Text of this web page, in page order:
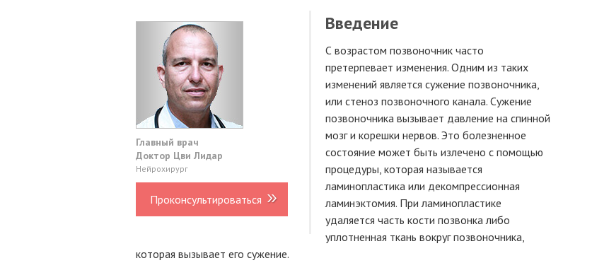
Главный врач
Доктор Цви Лидар
Нейрохирург
Проконсультироваться
Введение
С возрастом позвоночник часто
претерпевает изменения. Одним из таких
изменений является сужение позвоночника,
или стеноз позвоночного канала. Сужение
позвоночника вызывает давление на спинной
мозг и корешки нервов. Это болезненное
состояние может быть излечено с помощью
процедуры, которая называется
ламинопластика или декомпрессионная
ламинэктомия. При ламинопластике
удаляется часть кости позвонка либо
уплотненная ткань вокруг позвоночника,
которая вызывает его сужение.